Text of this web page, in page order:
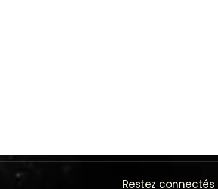
Restez connectés